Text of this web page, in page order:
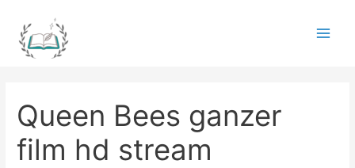
content
Queen Bees ganzer
film hd stream